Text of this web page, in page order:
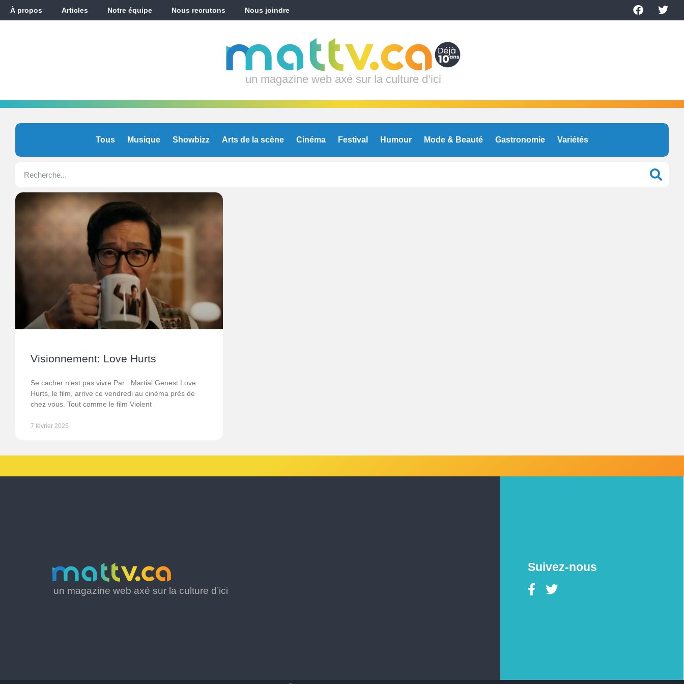
À propos Articles Notre équipe Nous recrutons Nous joindre
un magazine web axé sur la culture d’ici
Tous Musique Showbizz Arts de la scène Cinéma Festival Humour Mode & Beauté Gastronomie Variétés
Visionnement: Love Hurts
Se cacher n’est pas vivre Par : Martial Genest Love
Hurts, le film, arrive ce vendredi au cinéma près de
chez vous. Tout comme le film Violent
7 février 2025
un magazine web axé sur la culture d’ici
Suivez-nous